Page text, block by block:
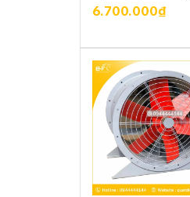
6.700.000₫
XEM CHI TIẾT